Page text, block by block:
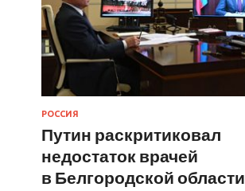
РОССИЯ
Путин раскритиковал
недостаток врачей
в Белгородской области